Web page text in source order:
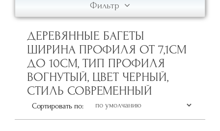
Фильтр
ДЕРЕВЯННЫЕ БАГЕТЫ
ШИРИНА ПРОФИЛЯ ОТ 7,1СМ
ДО 10СМ, ТИП ПРОФИЛЯ
ВОГНУТЫЙ, ЦВЕТ ЧЕРНЫЙ,
СТИЛЬ СОВРЕМЕННЫЙ
Сортировать по: